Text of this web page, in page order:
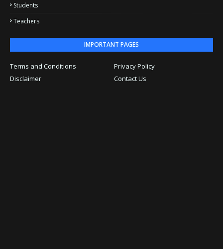
Students
Teachers
IMPORTANT PAGES
Terms and Conditions
Privacy Policy
Disclaimer
Contact Us